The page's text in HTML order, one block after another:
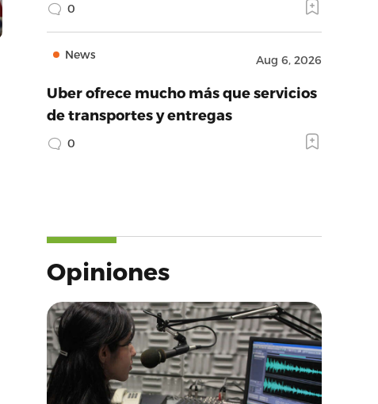
0
News Aug 6, 2026
Uber ofrece mucho más que servicios
de transportes y entregas
0
Opiniones